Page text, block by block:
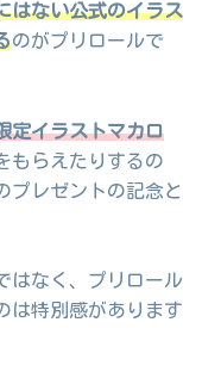
はない公式のイラス
のがプリロールで
定イラストマカロ
もらえたりするの
プレゼントの記念と
はなく、プリロール
は特別感があります